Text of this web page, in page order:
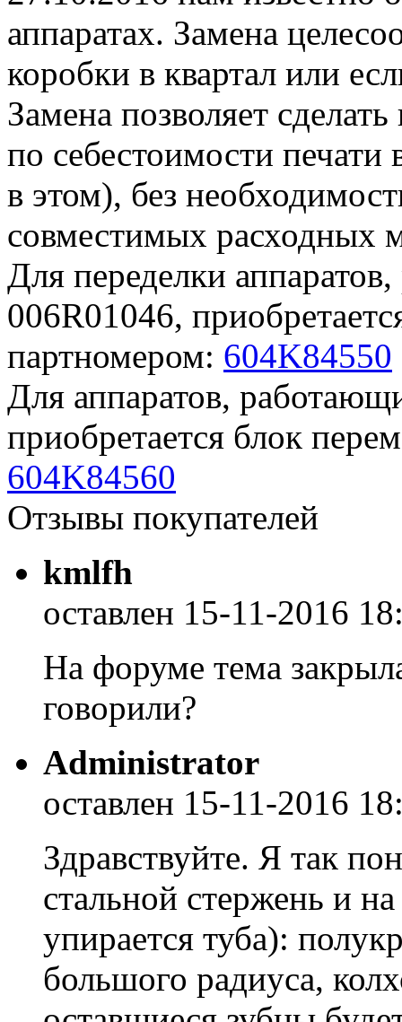
аппаратах. Замена
коробки в квартал или
Замена позволяет
по себестоимости печати
в этом), без
совместимых расходных
Для переделки
006R01046,
партномером: 604K84550
Для аппаратов,
приобретается блок
604K84560
Отзывы покупателей
kmlfh
оставлен 15-11-2016
На форуме тема
говорили?
Administrator
оставлен 15-11-2016
Здравствуйте. Я так
стальной стержень и
упирается туба):
большого радиуса,